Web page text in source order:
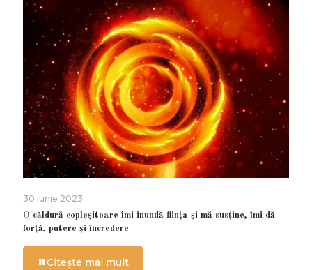
30 iunie 2023
O căldură copleșitoare îmi inundă ființa și mă susține, îmi dă
forță, putere și încredere
Citește mai mult